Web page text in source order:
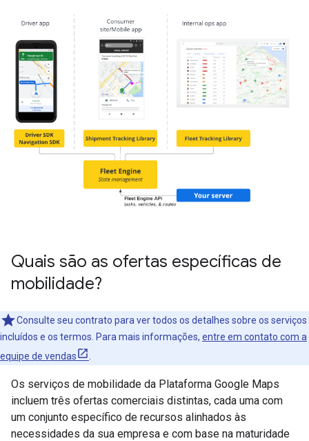
Quais são as ofertas específicas de
mobilidade?
Consulte seu contrato para ver todos os detalhes sobre os serviços
incluídos e os termos. Para mais informações, entre em contato com a
equipe de vendas
Os serviços de mobilidade da Plataforma Google Maps
incluem três ofertas comerciais distintas, cada uma com
um conjunto específico de recursos alinhados às
necessidades da sua empresa e com base na maturidade